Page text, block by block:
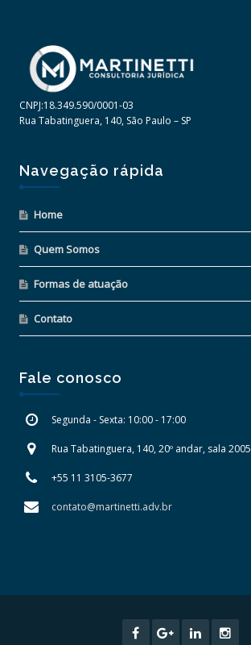
CNPJ:18.349.590/0001-03
Rua Tabatinguera, 140, São Paulo – SP
Navegação rápida
Home
Quem Somos
Formas de atuação
Contato
Fale conosco
Segunda - Sexta: 10:00 - 17:00
Rua Tabatinguera, 140, 20º andar, sala 2005
+55 11 3105-3677
contato@martinetti.adv.br